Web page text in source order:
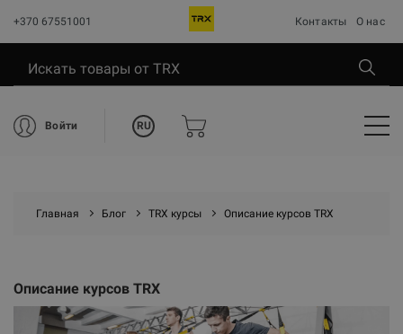
+370 67551001 Контакты О нас
Войти RU
Главная Блог TRX курсы Описание курсов TRX
Описание курсов TRX